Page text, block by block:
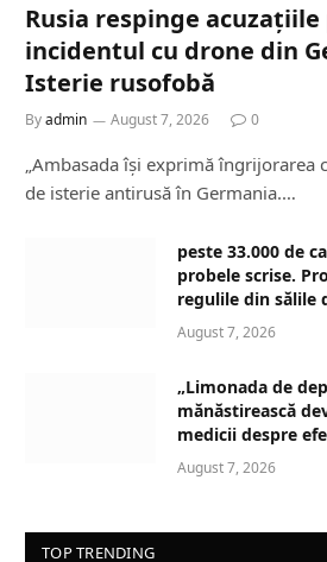
Rusia respinge
incidentul cu drone din
Isterie rusofobă
Byadmin August 7, 2026 0
„Ambasada își exprimă îngrijorarea
de isterie antirusă în Germania.…
peste 33.000 de
probele scrise.
regulile din sălile
August 7, 2026
„Limonada de
mănăstirească
medicii despre
August 7, 2026
TOP TRENDING